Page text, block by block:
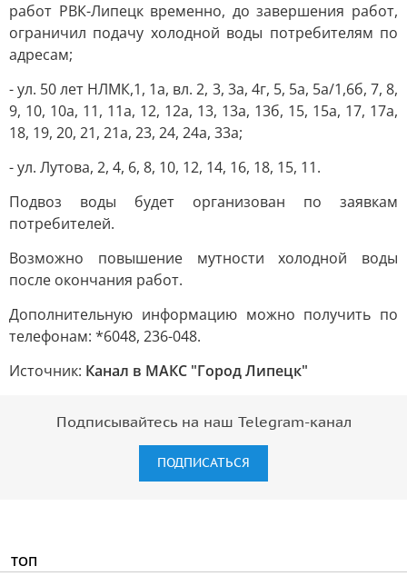
работ РВК-Липецк временно, до завершения работ,
ограничил подачу холодной воды потребителям по
адресам;
- ул. 50 лет НЛМК,1, 1а, вл. 2, 3, 3а, 4г, 5, 5а, 5а/1,6б, 7, 8,
9, 10, 10а, 11, 11а, 12, 12а, 13, 13а, 13б, 15, 15а, 17, 17а,
18, 19, 20, 21, 21а, 23, 24, 24а, 33а;
- ул. Лутова, 2, 4, 6, 8, 10, 12, 14, 16, 18, 15, 11.
Подвоз воды будет организован по заявкам
потребителей.
Возможно повышение мутности холодной воды
после окончания работ.
Дополнительную информацию можно получить по
телефонам: *6048, 236-048.
Источник: Канал в МАКС "Город Липецк"
Подписывайтесь на наш Telegram-канал
ПОДПИСАТЬСЯ
ТОП